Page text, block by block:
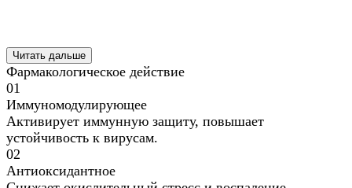
Читать дальше
Фармакологическое действие
01
Иммуномодулирующее
Активирует иммунную защиту, повышает
устойчивость к вирусам.
02
Антиоксидантное